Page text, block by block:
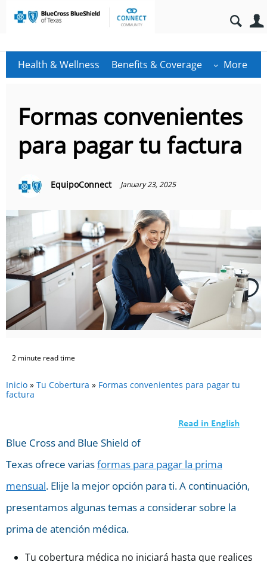
Health & Wellness Benefits & Coverage More
Formas convenientes
para pagar tu factura
EquipoConnect January 23, 2025
2 minute read time
Inicio » Tu Cobertura » Formas convenientes para pagar tu
factura
Blue Cross and Blue Shield of
Texas ofrece variasformas para pagar la prima
mensual. Elije la mejor opción para ti. A continuación,
presentamos algunas temas a considerar sobre la
prima de atención médica.
Tu cobertura médica no iniciará hasta que realices